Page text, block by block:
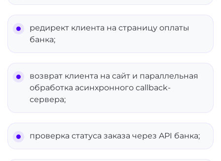
редирект клиента на страницу оплаты
банка;
возврат клиента на сайт и параллельная
обработка асинхронного callback-
сервера;
проверка статуса заказа через API банка;